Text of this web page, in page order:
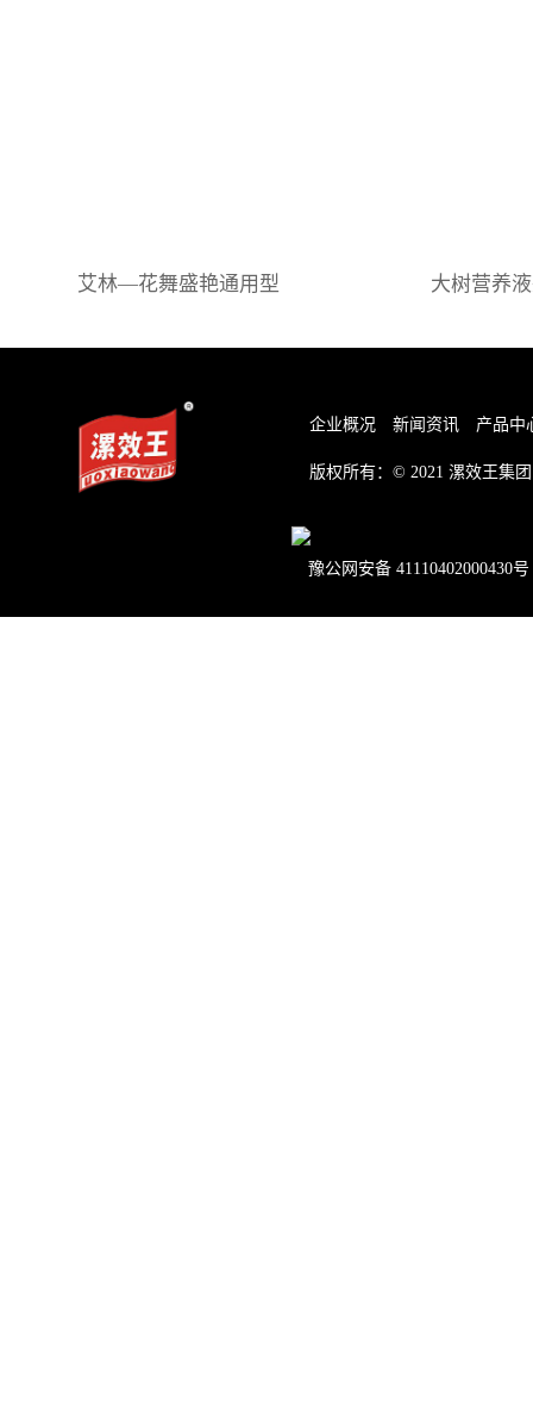
艾林—花舞盛艳通用型 大树营养
企业概况 新闻资讯 产品中
版权所有：© 2021 漯效王集团
豫公网安备 41110402000430号